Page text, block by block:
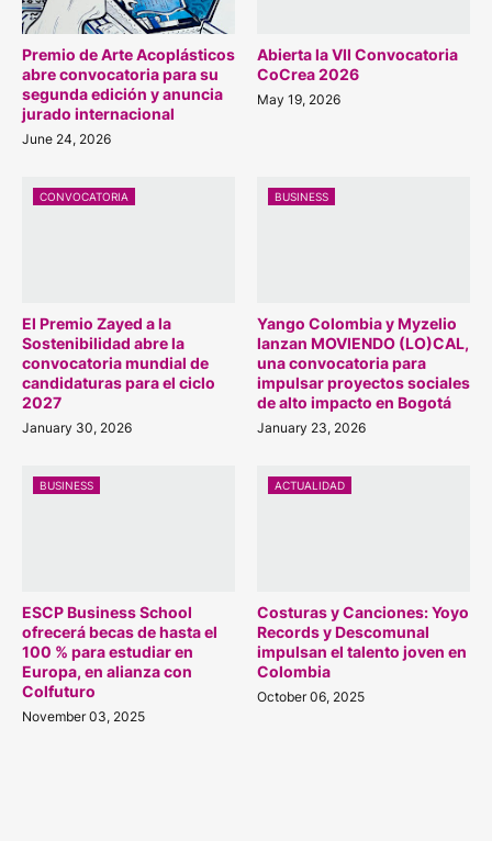
Premio de Arte Acoplásticos
abre convocatoria para su
segunda edición y anuncia
jurado internacional
June 24, 2026
Abierta la VII Convocatoria
CoCrea 2026
May 19, 2026
CONVOCATORIA
El Premio Zayed a la
Sostenibilidad abre la
convocatoria mundial de
candidaturas para el ciclo
2027
January 30, 2026
BUSINESS
Yango Colombia y Myzelio
lanzan MOVIENDO (LO)CAL,
una convocatoria para
impulsar proyectos sociales
de alto impacto en Bogotá
January 23, 2026
BUSINESS
ESCP Business School
ofrecerá becas de hasta el
100 % para estudiar en
Europa, en alianza con
Colfuturo
November 03, 2025
ACTUALIDAD
Costuras y Canciones: Yoyo
Records y Descomunal
impulsan el talento joven en
Colombia
October 06, 2025